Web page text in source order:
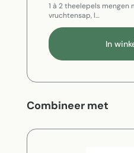
1 à 2 theelepels mengen
vruchtensap, l…
In
Productgalerij overslaan
Combineer met